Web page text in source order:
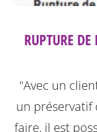
RUPTURE
"Avec un
un préservatif
faire, il est